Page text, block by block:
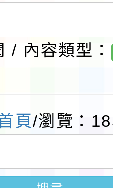
」1份
學年度學生
助參觀特色
術教育日」
年度第1學
代課鐘點教
告分次招考)
童課後照顧
練課程
育總會划船
/ 內容類型：
頁/瀏覽：